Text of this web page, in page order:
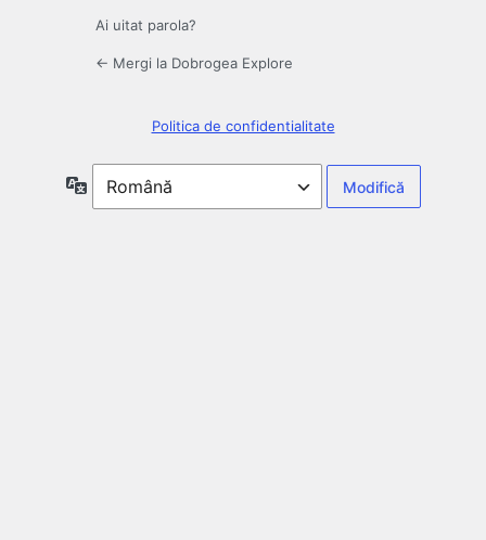
Ai uitat parola?
← Mergi la Dobrogea Explore
Politica de confidentialitate
Limbă